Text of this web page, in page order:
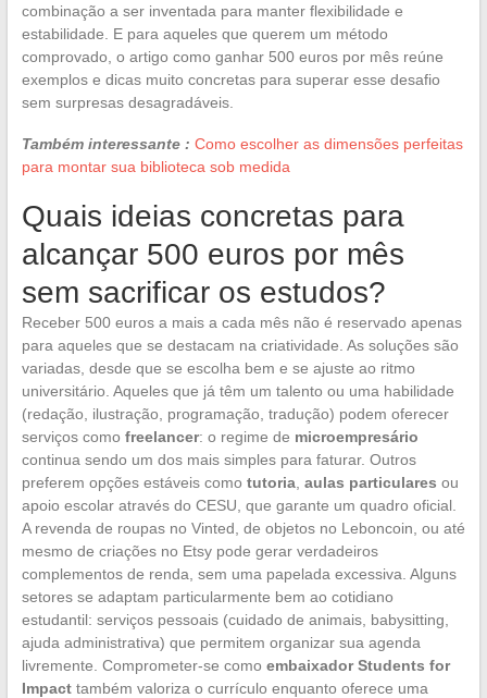
combinação a ser inventada para manter flexibilidade e
estabilidade. E para aqueles que querem um método
comprovado, o artigo como ganhar 500 euros por mês reúne
exemplos e dicas muito concretas para superar esse desafio
sem surpresas desagradáveis.
Também interessante : Como escolher as dimensões perfeitas
para montar sua biblioteca sob medida
Quais ideias concretas para
alcançar 500 euros por mês
sem sacrificar os estudos?
Receber 500 euros a mais a cada mês não é reservado apenas
para aqueles que se destacam na criatividade. As soluções são
variadas, desde que se escolha bem e se ajuste ao ritmo
universitário. Aqueles que já têm um talento ou uma habilidade
(redação, ilustração, programação, tradução) podem oferecer
serviços como freelancer: o regime de microempresário
continua sendo um dos mais simples para faturar. Outros
preferem opções estáveis como tutoria, aulas particulares ou
apoio escolar através do CESU, que garante um quadro oficial.
A revenda de roupas no Vinted, de objetos no Leboncoin, ou até
mesmo de criações no Etsy pode gerar verdadeiros
complementos de renda, sem uma papelada excessiva. Alguns
setores se adaptam particularmente bem ao cotidiano
estudantil: serviços pessoais (cuidado de animais, babysitting,
ajuda administrativa) que permitem organizar sua agenda
livremente. Comprometer-se como embaixador Students for
Impacttambém valoriza o currículo enquanto oferece uma